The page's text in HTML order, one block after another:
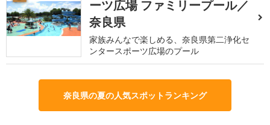
ーツ広場 ファミリープール／
奈良県
家族みんなで楽しめる、奈良県第二浄化セ
ンタースポーツ広場のプール
奈良県の夏の人気スポットランキング